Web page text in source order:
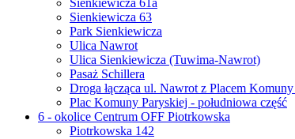
Sienkiewicza 63
Park Sienkiewicza
Ulica Nawrot
Ulica Sienkiewicza (Tuwima-Nawrot)
Pasaż Schillera
Droga łącząca ul. Nawrot z Placem
Plac Komuny Paryskiej - południowa część
6 - okolice Centrum OFF Piotrkowska
Piotrkowska 142